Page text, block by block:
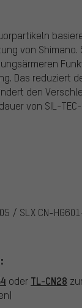
von Shimano.
Das reduziert
den
von SIL-
/ SLX CN-
oder TL-CN28